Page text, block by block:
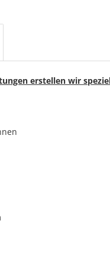
erstellen wir